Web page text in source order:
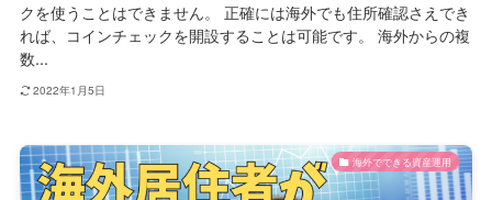
クを使うことはできません。 正確には海外でも住所確認さえでき
れば、コインチェックを開設することは可能です。 海外からの複
数...
2022年1月5日
海外でできる資産運用